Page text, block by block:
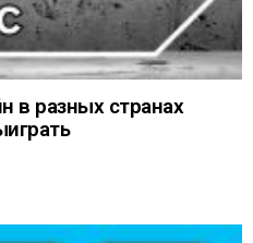
в разных странах